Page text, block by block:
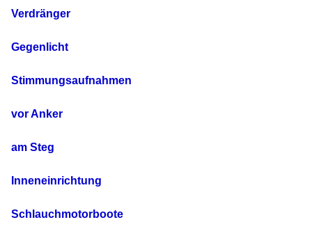
Verdränger
Gegenlicht
Stimmungsaufnahmen
vor Anker
am Steg
Inneneinrichtung
Schlauchmotorboote